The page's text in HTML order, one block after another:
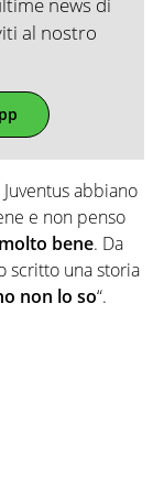
al nostro
abbiano
e non penso
bene. Da
scritto una storia
non lo so“.